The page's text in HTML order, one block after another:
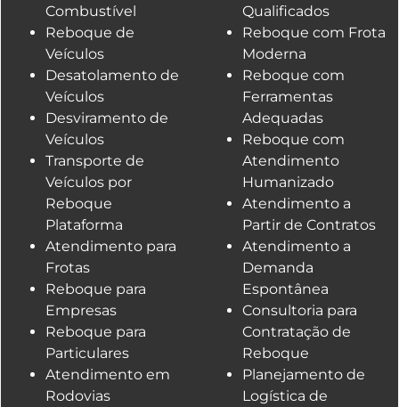
Combustível
Reboque de
Veículos
Desatolamento de
Veículos
Desviramento de
Veículos
Transporte de
Veículos por
Reboque
Plataforma
Atendimento para
Frotas
Reboque para
Empresas
Reboque para
Particulares
Atendimento em
Rodovias
Qualificados
Reboque com Frota
Moderna
Reboque com
Ferramentas
Adequadas
Reboque com
Atendimento
Humanizado
Atendimento a
Partir de Contratos
Atendimento a
Demanda
Espontânea
Consultoria para
Contratação de
Reboque
Planejamento de
Logística de